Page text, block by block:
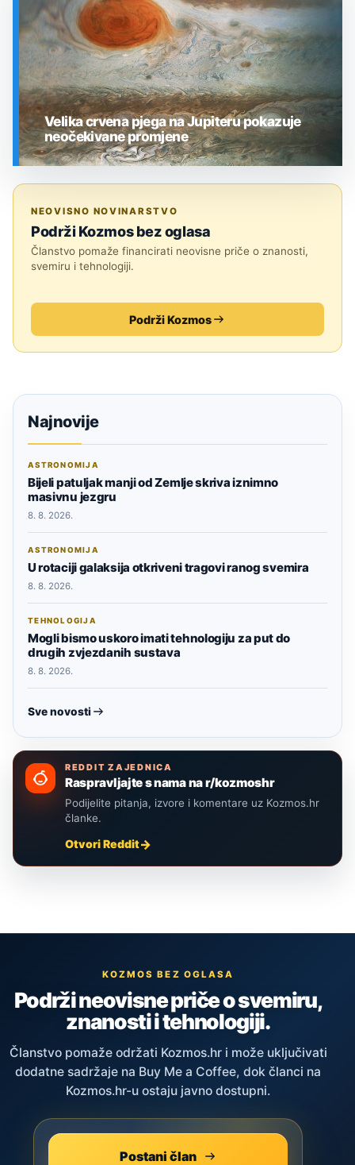
Velika crvena pjega na Jupiteru pokazuje
neočekivane promjene
NEOVISNO NOVINARSTVO
Podrži Kozmos bez oglasa
Članstvo pomaže financirati neovisne priče o znanosti,
svemiru i tehnologiji.
Podrži Kozmos
Najnovije
ASTRONOMIJA
Bijeli patuljak manji od Zemlje skriva iznimno
masivnu jezgru
8. 8. 2026.
ASTRONOMIJA
U rotaciji galaksija otkriveni tragovi ranog svemira
8. 8. 2026.
TEHNOLOGIJA
Mogli bismo uskoro imati tehnologiju za put do
drugih zvjezdanih sustava
8. 8. 2026.
Sve novosti
REDDIT ZAJEDNICA
Raspravljajte s nama na r/kozmoshr
Podijelite pitanja, izvore i komentare uz Kozmos.hr
članke.
Otvori Reddit
KOZMOS BEZ OGLASA
Podrži neovisne priče o svemiru,
znanosti i tehnologiji.
Članstvo pomaže održati Kozmos.hr i može uključivati
dodatne sadržaje na Buy Me a Coffee, dok članci na
Kozmos.hr-u ostaju javno dostupni.
Postani član